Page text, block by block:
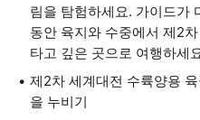
림을 탐험하세요. 가이드가
동안 육지와 수중에서 제2
타고 깊은 곳으로 여행하세
제2차 세계대전 수륙양용
을 누비기